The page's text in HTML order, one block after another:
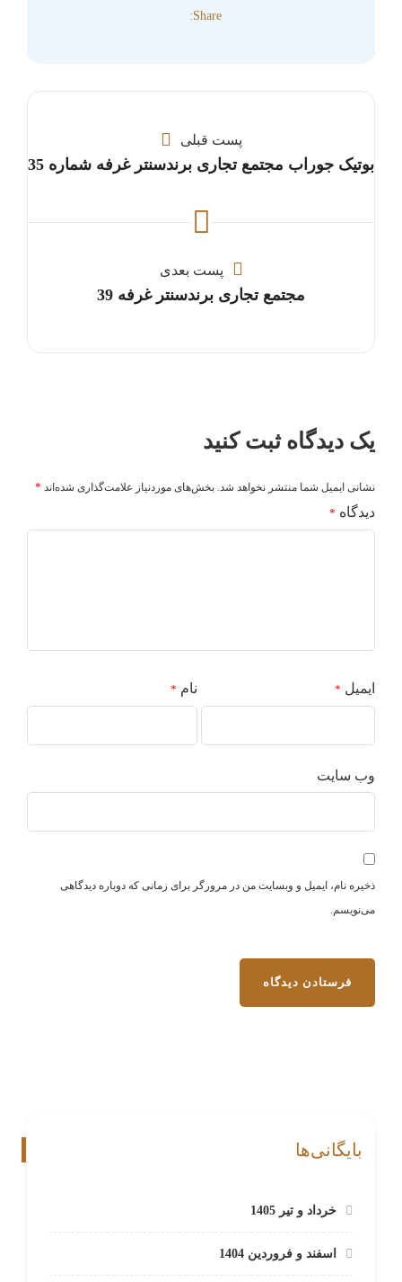
Share:
پست قبلی
بوتیک جوراب مجتمع تجاری برندسنتر غرفه شماره 35
پست بعدی
مجتمع تجاری برندسنتر غرفه 39
یک دیدگاه ثبت کنید
نشانی ایمیل شما منتشر نخواهد شد. بخش‌های موردنیاز علامت‌گذاری شده‌اند *
دیدگاه *
نام * ایمیل *
وب‌ سایت
ذخیره نام، ایمیل و وبسایت من در مرورگر برای زمانی که دوباره دیدگاهی
می‌نویسم.
بایگانی‌ها
خرداد و تیر 1405
اسفند و فروردین 1404